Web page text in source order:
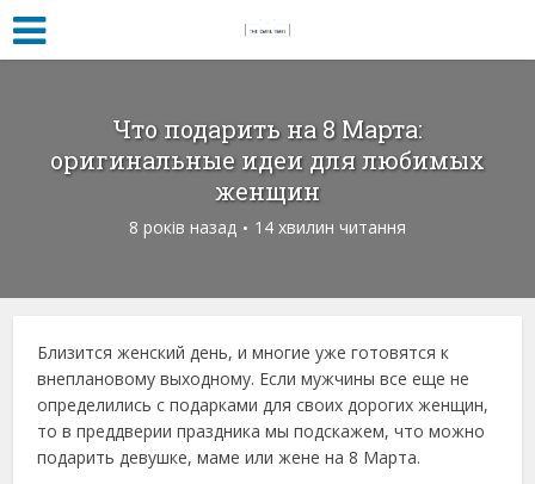
Что подарить на 8 Марта:
оригинальные идеи для любимых
женщин
8 років назад 14 хвилин читання
Близится женский день, и многие уже готовятся к
внеплановому выходному. Если мужчины все еще не
определились с подарками для своих дорогих женщин,
то в преддверии праздника мы подскажем, что можно
подарить девушке, маме или жене на 8 Марта.